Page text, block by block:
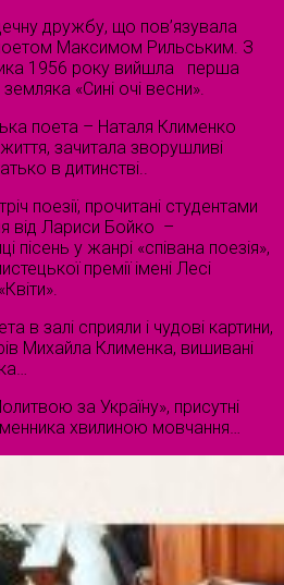
дружбу, що пов’язувала
Максимом Рильським. З
1956 року вийшла перша
«Сині очі весни».
поета – Наталя Клименко
зачитала зворушливі
в дитинстві..
поезії, прочитані студентами
від Лариси Бойко –
пісень у жанрі «співана поезія»,
премії імені Лесі
в залі сприяли і чудові картини,
Михайла Клименка, вишивані
за Україну», присутні
хвилиною мовчання…